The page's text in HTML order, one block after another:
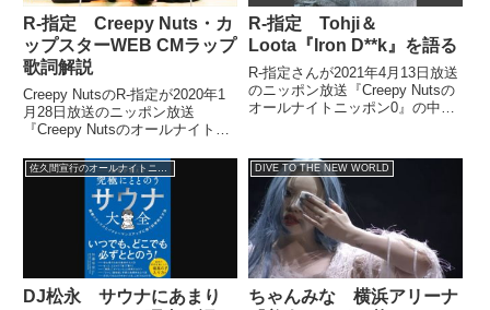
R-指定 Creepy Nuts・カ
ップスターWEB CMラップ
歌詞解説
Creepy NutsのR-指定が2020年1
月28日放送のニッポン放送
『Creepy Nutsのオールナイトニ
WEB CMの楽曲のラップ歌詞の
解説をしていました。#カップス
ター コラボ企画いかがでしたか
R-指定 Tohji＆
Loota『Iron D**k』を語る
R-指定さんが2021年4月13日放送
のニッポン放送『Creepy Nutsの
オールナイトニッポン0』の中で
佐久間宣行のオールナイトニッポン0
DJ松永 サウナにあまり
DIVE TO THE NEW WORLD
ちゃんみな 横浜アリーナ